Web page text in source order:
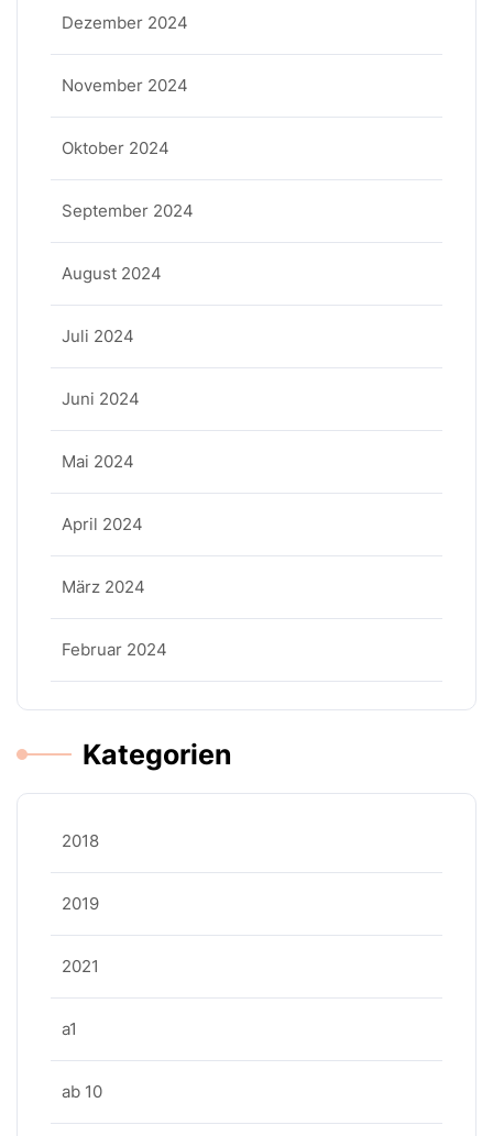
Dezember 2024
November 2024
Oktober 2024
September 2024
August 2024
Juli 2024
Juni 2024
Mai 2024
April 2024
März 2024
Februar 2024
Kategorien
2018
2019
2021
a1
ab 10